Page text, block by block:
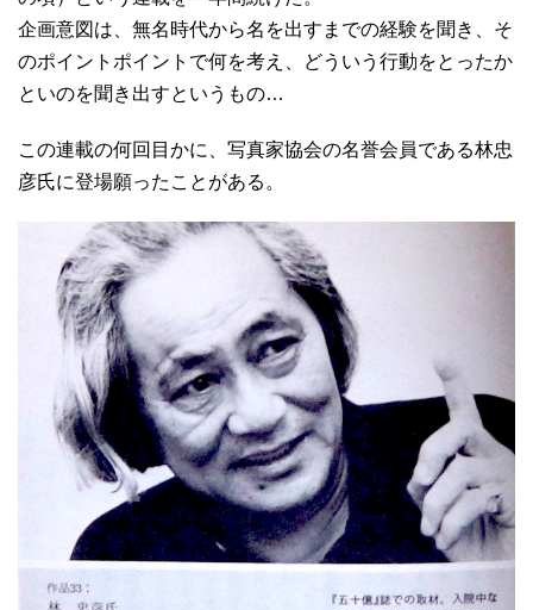
企画意図は、無名時代から名を出すまでの経験を聞き、そ
のポイントポイントで何を考え、どういう行動をとったか
といのを聞き出すというもの…
この連載の何回目かに、写真家協会の名誉会員である林忠
彦氏に登場願ったことがある。